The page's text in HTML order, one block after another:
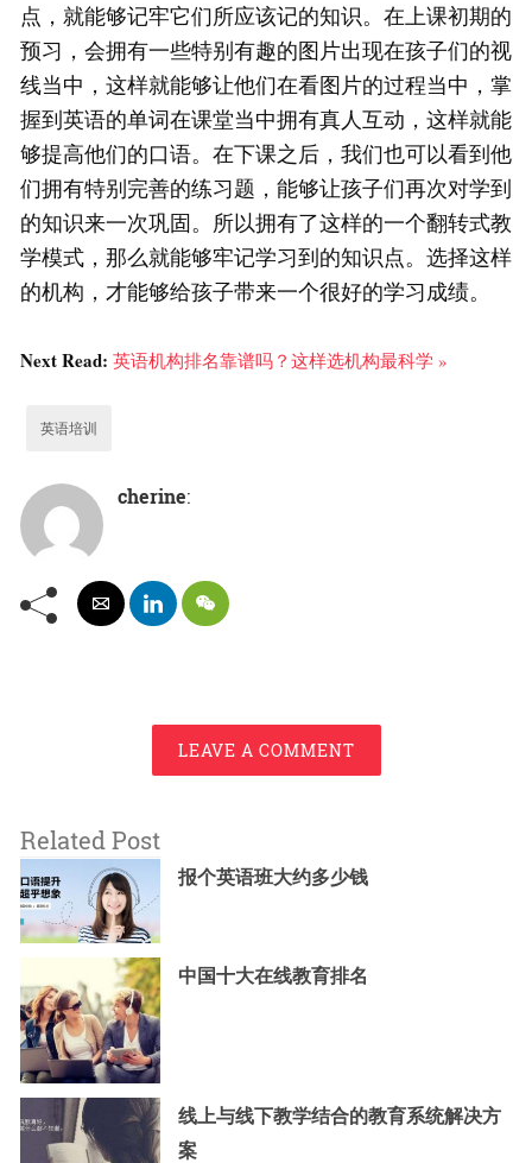
点，就能够记牢它们所应该记的知识。在上课初期的
预习，会拥有一些特别有趣的图片出现在孩子们的视
线当中，这样就能够让他们在看图片的过程当中，掌
握到英语的单词在课堂当中拥有真人互动，这样就能
够提高他们的口语。在下课之后，我们也可以看到他
们拥有特别完善的练习题，能够让孩子们再次对学到
的知识来一次巩固。所以拥有了这样的一个翻转式教
学模式，那么就能够牢记学习到的知识点。选择这样
的机构，才能够给孩子带来一个很好的学习成绩。
Next Read: 英语机构排名靠谱吗？这样选机构最科学 »
英语培训
cherine:
LEAVE A COMMENT
Related Post
报个英语班大约多少钱
中国十大在线教育排名
线上与线下教学结合的教育系统解决方
案